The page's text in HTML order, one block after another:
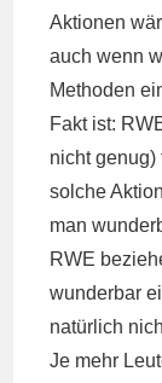
Aktionen
auch wenn
Methoden
Fakt ist:
nicht
solche
man
RWE
wunderbar
natürlich
Je mehr